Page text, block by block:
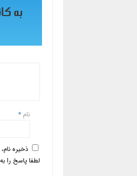
نام *
ذخیره
لطفا پاسخ را